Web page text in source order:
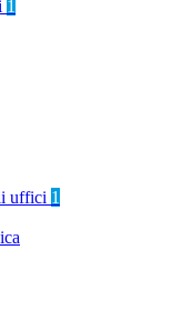
1
uffici 1